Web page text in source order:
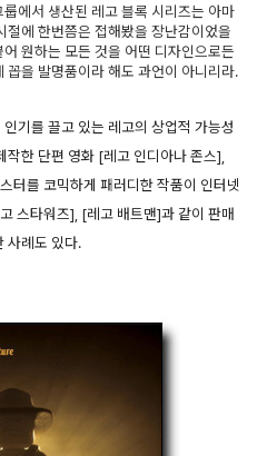
에서 생산된 레고 블록 시리즈는 아마
절에 한번쯤은 접해봤을 장난감이었을
원하는 모든 것을 어떤 디자인으로든
꼽을 발명품이라 해도 과언이 아니리라.
기를 끌고 있는 레고의 상업적 가능성
한 단편 영화 [레고 인디아나 존스],
터를 코믹하게 패러디한 작품이 인터넷
스타워즈], [레고 배트맨]과 같이 판매
사례도 있다.